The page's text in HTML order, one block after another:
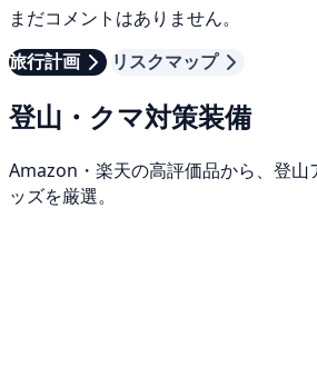
まだコメントはありません。
旅行計画
リスクマップ
登山・クマ対策装備
Amazon・楽天の高評価品から、登山
ッズを厳選。